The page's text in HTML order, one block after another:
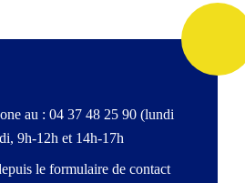
au : 04 37 48 25 90 (lundi
9h-12h et 14h-17h
le formulaire de contact